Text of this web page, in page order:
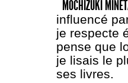
MOCHIZUKI
influencé
je respecte
pense que
je lisais le
ses livres.